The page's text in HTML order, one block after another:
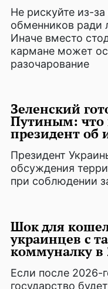
Не рискуйте из-
обменников ради
Иначе вместо
кармане может
разочарование
Зеленский
Путиным: что
президент об
Президент
обсуждения
при соблюдении
Шок для
украинцев с
коммуналку в
Если после 2026-
государство